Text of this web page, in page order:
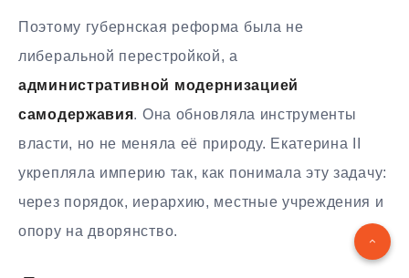
Поэтому губернская реформа была не
либеральной перестройкой, а
административной модернизацией
самодержавия. Она обновляла инструменты
власти, но не меняла её природу. Екатерина II
укрепляла империю так, как понимала эту задачу:
через порядок, иерархию, местные учреждения и
опору на дворянство.